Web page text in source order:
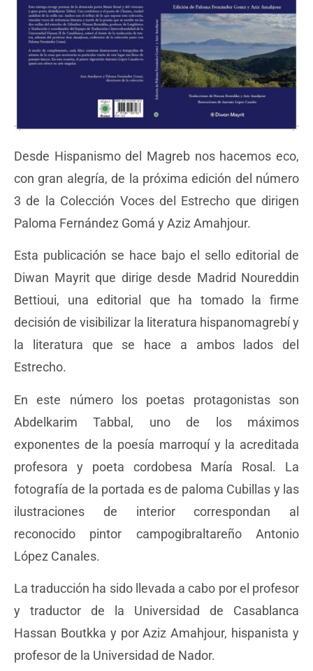
Desde Hispanismo del Magreb nos hacemos eco,
con gran alegría, de la próxima edición del número
3 de la Colección Voces del Estrecho que dirigen
Paloma Fernández Gomá y Aziz Amahjour.
Esta publicación se hace bajo el sello editorial de
Diwan Mayrit que dirige desde Madrid Noureddin
Bettioui, una editorial que ha tomado la firme
decisión de visibilizar la literatura hispanomagrebí y
la literatura que se hace a ambos lados del
Estrecho.
En este número los poetas protagonistas son
Abdelkarim Tabbal, uno de los máximos
exponentes de la poesía marroquí y la acreditada
profesora y poeta cordobesa María Rosal. La
fotografía de la portada es de paloma Cubillas y las
ilustraciones de interior correspondan al
reconocido pintor campogibraltareño Antonio
López Canales.
La traducción ha sido llevada a cabo por el profesor
y traductor de la Universidad de Casablanca
Hassan Boutkka y por Aziz Amahjour, hispanista y
profesor de la Universidad de Nador.